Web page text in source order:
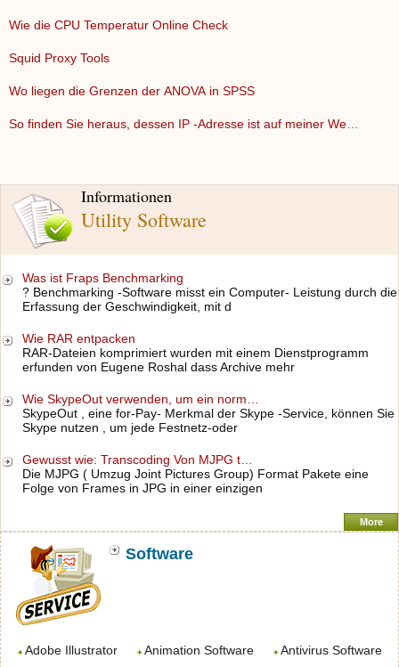
Informationen
Utility Software
Was ist Fraps Benchmarking
? Benchmarking -Software misst ein Computer- Leistung durch die
Erfassung der Geschwindigkeit, mit d
Wie RAR entpacken
RAR-Dateien komprimiert wurden mit einem Dienstprogramm
erfunden von Eugene Roshal dass Archive mehr
Wie SkypeOut verwenden, um ein norm…
SkypeOut , eine for-Pay- Merkmal der Skype -Service, können Sie
Skype nutzen , um jede Festnetz-oder
Gewusst wie: Transcoding Von MJPG t…
Die MJPG ( Umzug Joint Pictures Group) Format Pakete eine
Folge von Frames in JPG in einer einzigen
More
Software
Adobe Illustrator Animation Software
Antivirus Software
Wie die CPU Temperatur Online Check
Squid Proxy Tools
Wo liegen die Grenzen der ANOVA in SPSS